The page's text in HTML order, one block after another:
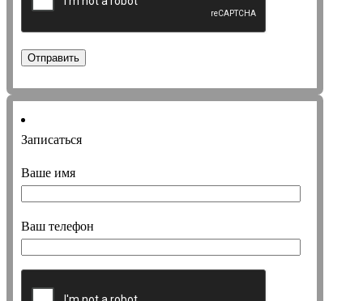
Записаться
Ваше имя
Ваш телефон